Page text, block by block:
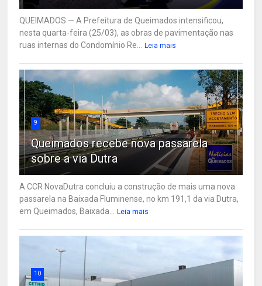
QUEIMADOS — A Prefeitura de Queimados intensificou,
nesta quarta-feira (25/03), as obras de pavimentação nas
ruas internas do Condomínio Re...
Leia mais
9
Queimados recebe nova passarela
sobre a via Dutra
A CCR NovaDutra concluiu a construção de mais uma nova
passarela na Baixada Fluminense, no km 191,1 da via Dutra,
em Queimados, Baixada...
Leia mais
10